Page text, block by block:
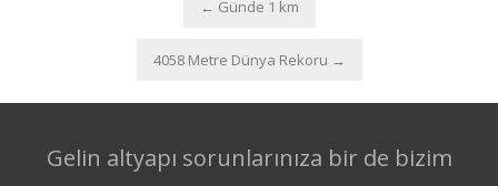
← Günde 1 km
4058 Metre Dünya Rekoru →
Gelin altyapı sorunlarınıza bir de bizim